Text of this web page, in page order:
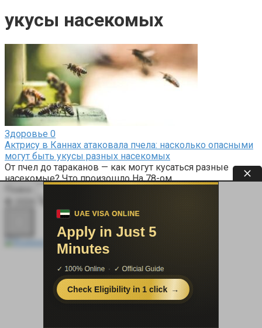
укусы насекомых
Здоровье 0
Актрису в Каннах атаковала пчела: насколько опасными
могут быть укусы разных насекомых
От пчел до тараканов — как могут кусаться разные
насекомые? Что произошло На 78-ом